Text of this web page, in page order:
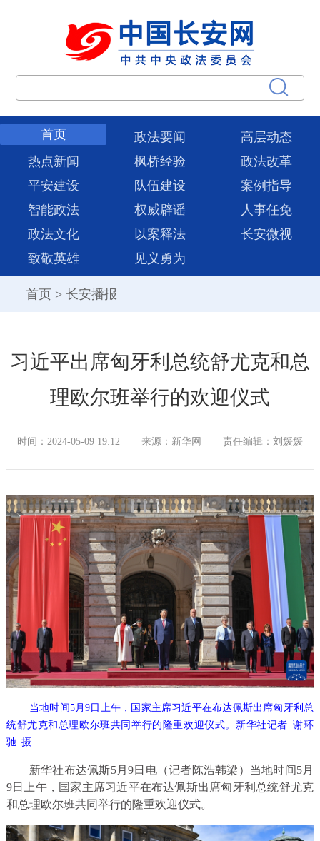
首页 政法要闻
高层动态
热点新闻
枫桥经验
政法改革
平安建设
队伍建设
案例指导
智能政法
权威辟谣
人事任免
政法文化
以案释法
长安微视
致敬英雄
见义勇为
首页 > 长安播报
习近平出席匈牙利总统舒尤克和总
理欧尔班举行的欢迎仪式
时间：2024-05-09 19:12 来源：新华网 责任编辑：刘媛媛
当地时间5月9日上午，国家主席习近平在布达佩斯出席匈牙利总
统舒尤克和总理欧尔班共同举行的隆重欢迎仪式。新华社记者 谢环
驰 摄
新华社布达佩斯5月9日电（记者陈浩韩梁）当地时间5月
9日上午，国家主席习近平在布达佩斯出席匈牙利总统舒尤克
和总理欧尔班共同举行的隆重欢迎仪式。